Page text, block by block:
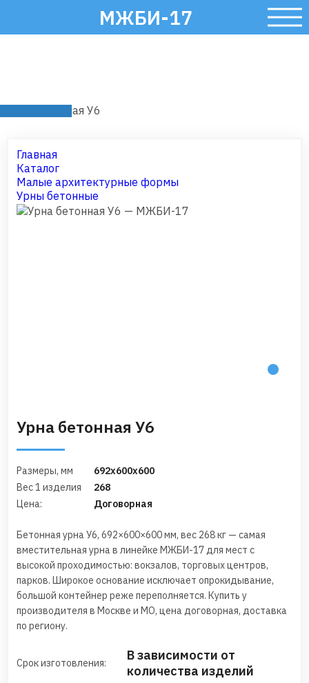
МЖБИ-17
Урна бетонная У6
Главная
Каталог
Малые архитектурные формы
Урны бетонные
Урна бетонная У6
Размеры, мм
692x600x600
Вес 1 изделия
268
Цена:
Договорная
Бетонная урна У6, 692×600×600 мм, вес 268 кг — самая
вместительная урна в линейке МЖБИ-17 для мест с
высокой проходимостью: вокзалов, торговых центров,
парков. Широкое основание исключает опрокидывание,
большой контейнер реже переполняется. Купить у
производителя в Москве и МО, цена договорная, доставка
по региону.
Срок изготовления:
В зависимости от
количества изделий